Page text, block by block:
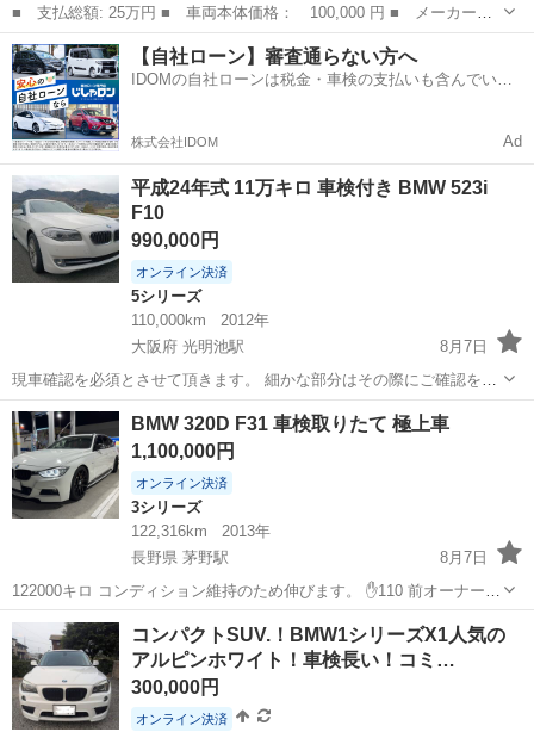
■ 支払総額: 25万円 ■ 車両本体価格： 100,000 円 ■ メーカー
名： シトロエン ■ 車種名： Ｃ３ ■ グレード名： セダクショ
ン ナビ／Ｂカメラ／ＴＶ／ＥＴＣ／パドルシフト／クルコン／関東
仕入れ／禁煙／Ａ...
福島 郡山市 その他 シトロエン
【自社ローン】審査通らない方へ
IDOMの自社ローンは税金・車検の支払いも含んでいる
株式会社IDOM Ad
平成24年式 11万キロ 車検付き BMW 523i
F10
990,000円
オンライン決済
5シリーズ
110,000km
2012年
大阪府 光明池駅
8月7日
現車確認を必須とさせて頂きます。 細かな部分はその際にご確認をお
願いいたします。 あんしん決済の場合、別途5%の手数料を頂きま
す。 名義変更まで、10万円をお預かりさせていただきます。 引き取り
はご自身で手配をお願いいたし...
大阪 和泉市 5シリーズ
BMW 320D F31 車検取りたて 極上車
1,100,000円
オンライン決済
3シリーズ
122,316km
2013年
長野県 茅野駅
8月7日
122000キロ コンディション維持のため伸びます。 ✋110 前オーナー様
がかなり大事にのられていたので、私も引き継いで大切に所持させて
頂いておりました。 純正マットとは別に社外品のマットを引いている
上で土禁にしていたため...
茅野市 茅野駅
コンパクトSUV.！BMW1シリーズX1人気の
アルピンホワイト！車検長い！コミ…
300,000円
オンライン決済